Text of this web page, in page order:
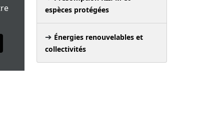
espèces protégées
Énergies renouvelables et
collectivités